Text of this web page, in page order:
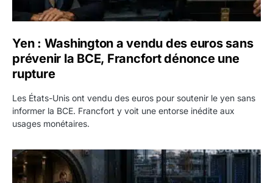
Yen : Washington a vendu des euros sans
prévenir la BCE, Francfort dénonce une
rupture
Les États-Unis ont vendu des euros pour soutenir le yen sans
informer la BCE. Francfort y voit une entorse inédite aux
usages monétaires.
Jane Street négocie le transfert de 11 milliards de